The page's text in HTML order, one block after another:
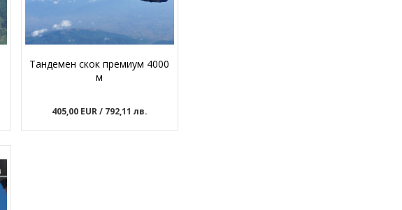
Тандемен скок премиум 4000
м
405,00 EUR/ 792,11 лв.